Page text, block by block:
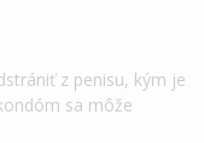
z penisu, kým je
sa môže